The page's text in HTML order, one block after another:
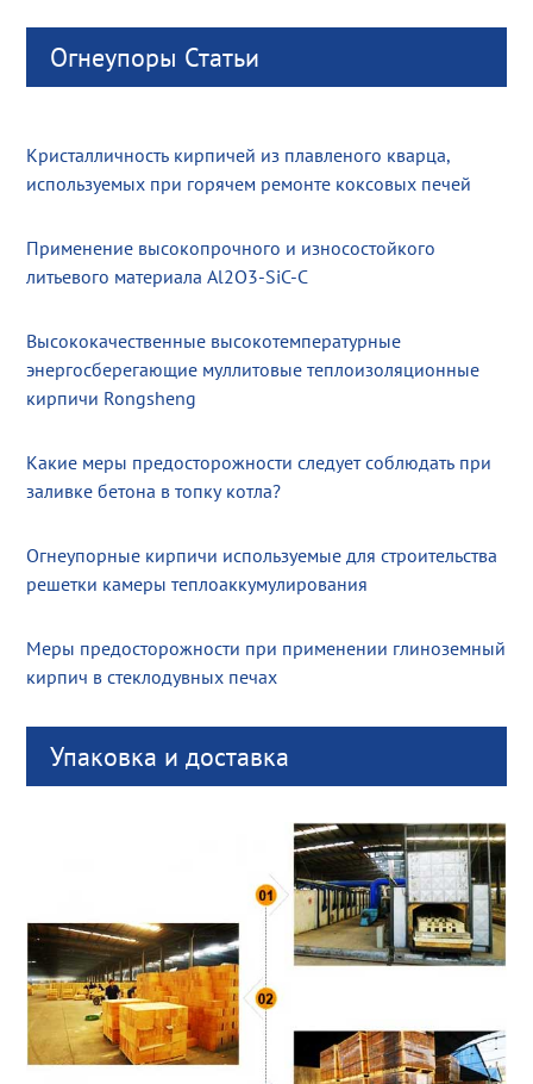
Огнеупоры Статьи
Кристалличность кирпичей из плавленого кварца,
используемых при горячем ремонте коксовых печей
Применение высокопрочного и износостойкого
литьевого материала Al2O3-SiC-C
Высококачественные высокотемпературные
энергосберегающие муллитовые теплоизоляционные
кирпичи Rongsheng
Какие меры предосторожности следует соблюдать при
заливке бетона в топку котла?
Огнеупорные кирпичи используемые для строительства
решетки камеры теплоаккумулирования
Меры предосторожности при применении глиноземный
кирпич в стеклодувных печах
Упаковка и доставка